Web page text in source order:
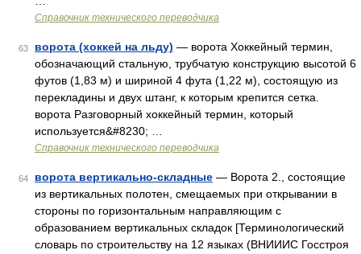
Справочник технического переводчика
63 ворота (хоккей на льду) — ворота Хоккейный термин,
обозначающий стальную, трубчатую конструкцию высотой 6
футов (1,83 м) и шириной 4 фута (1,22 м), состоящую из
перекладины и двух штанг, к которым крепится сетка.
ворота Разговорный хоккейный термин, который
используется&#8230; …
Справочник технического переводчика
64 ворота вертикально-складные — Ворота 2., состоящие
из вертикальных полотен, смещаемых при открывании в
стороны по горизонтальным направляющим с
образованием вертикальных складок [Терминологический
словарь по строительству на 12 языках (ВНИИИС Госстроя